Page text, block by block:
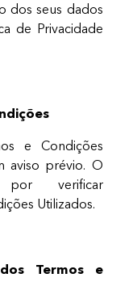
dos seus dados
de Privacidade
e Condições
aviso prévio. O
por verificar
Utilizados.
Termos e